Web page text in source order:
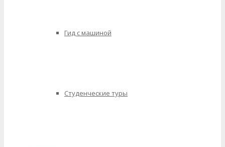
Гид с машиной
Студенческие туры